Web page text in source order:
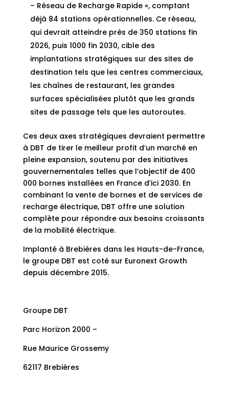
– Réseau de Recharge Rapide », comptant
déjà 84 stations opérationnelles. Ce réseau,
qui devrait atteindre près de 350 stations fin
2026, puis 1000 fin 2030, cible des
implantations stratégiques sur des sites de
destination tels que les centres commerciaux,
les chaînes de restaurant, les grandes
surfaces spécialisées plutôt que les grands
sites de passage tels que les autoroutes.
Ces deux axes stratégiques devraient permettre
à DBT de tirer le meilleur profit d’un marché en
pleine expansion, soutenu par des initiatives
gouvernementales telles que l’objectif de 400
000 bornes installées en France d’ici 2030. En
combinant la vente de bornes et de services de
recharge électrique, DBT offre une solution
complète pour répondre aux besoins croissants
de la mobilité électrique.
Implanté à Brebières dans les Hauts-de-France,
le groupe DBT est coté sur Euronext Growth
depuis décembre 2015.
Groupe DBT
Parc Horizon 2000 –
Rue Maurice Grossemy
62117 Brebières